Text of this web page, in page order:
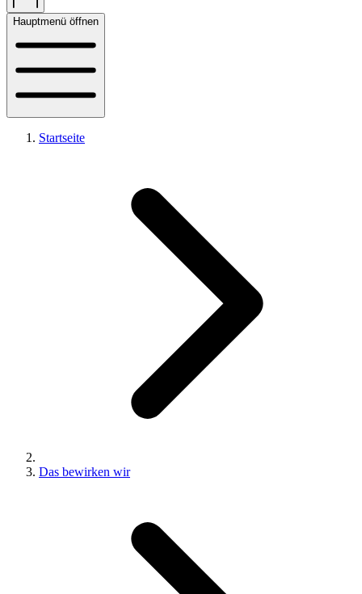
Hauptmenü öffnen
Startseite
Das bewirken wir